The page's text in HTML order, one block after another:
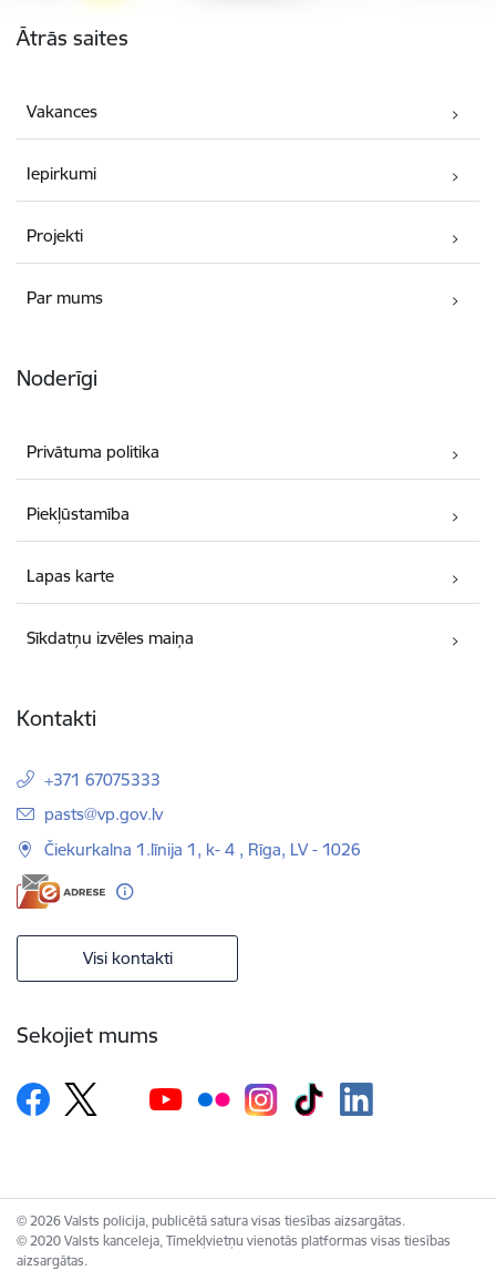
Ātrās saites
Vakances
Iepirkumi
Projekti
Par mums
Noderīgi
Privātuma politika
Piekļūstamība
Lapas karte
Sīkdatņu izvēles maiņa
Kontakti
+371 67075333
E-pasts:
pasts@vp.gov.lv
Čiekurkalna 1.līnija 1, k- 4 , Rīga, LV - 1026
Visi kontakti
Sekojiet mums
© 2026 Valsts policija, publicētā satura visas tiesības aizsargātas.
© 2020 Valsts kanceleja, Tīmekļvietņu vienotās platformas visas tiesības
aizsargātas.